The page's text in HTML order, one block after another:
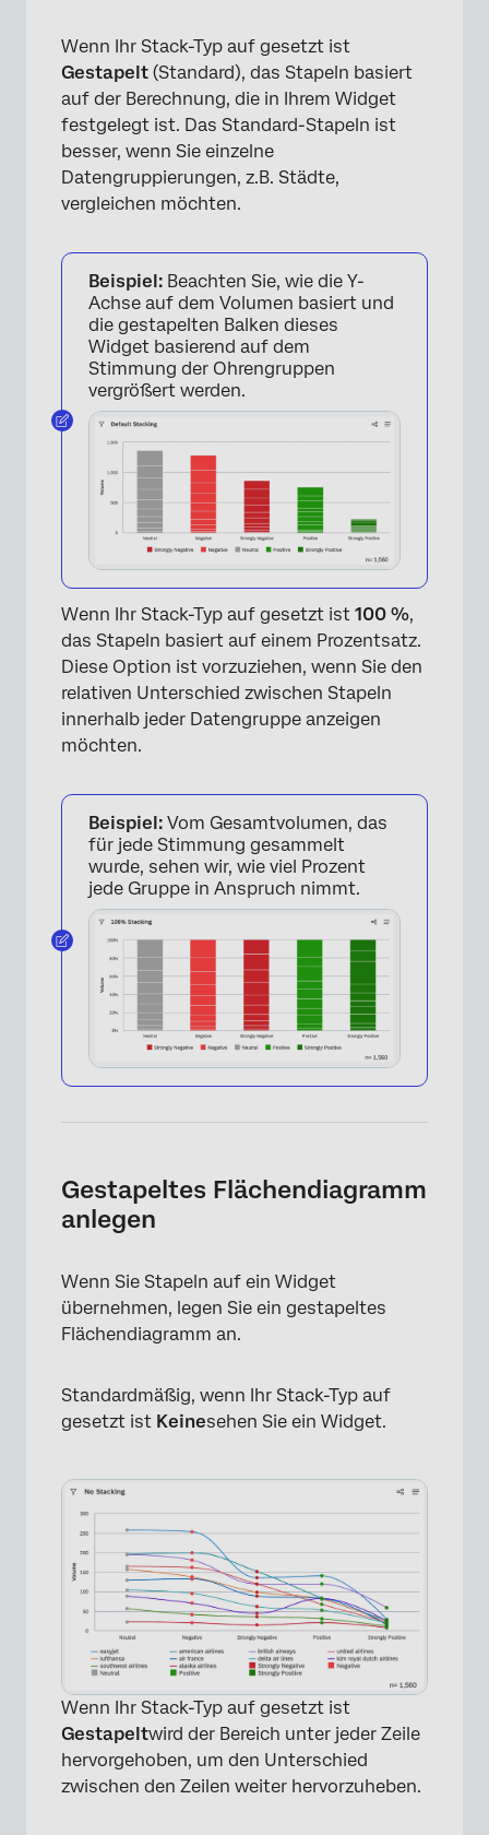
×
Wenn Ihr Stack-Typ auf gesetzt ist
Gestapelt (Standard), das Stapeln basiert
auf der Berechnung, die in Ihrem Widget
festgelegt ist. Das Standard-Stapeln ist
besser, wenn Sie einzelne
Datengruppierungen, z.B. Städte,
vergleichen möchten.
Beispiel: Beachten Sie, wie die Y-
Achse auf dem Volumen basiert und
die gestapelten Balken dieses
Widget basierend auf dem
Stimmung der Ohrengruppen
vergrößert werden.
Wenn Ihr Stack-Typ auf gesetzt ist 100 %,
das Stapeln basiert auf einem Prozentsatz.
Diese Option ist vorzuziehen, wenn Sie den
relativen Unterschied zwischen Stapeln
innerhalb jeder Datengruppe anzeigen
möchten.
Beispiel: Vom Gesamtvolumen, das
für jede Stimmung gesammelt
wurde, sehen wir, wie viel Prozent
jede Gruppe in Anspruch nimmt.
×
Gestapeltes Flächendiagramm
anlegen
Wenn Sie Stapeln auf ein Widget
übernehmen, legen Sie ein gestapeltes
Flächendiagramm an.
Standardmäßig, wenn Ihr Stack-Typ auf
gesetzt ist Keinesehen Sie ein Widget.
Wenn Ihr Stack-Typ auf gesetzt ist
Gestapeltwird der Bereich unter jeder Zeile
hervorgehoben, um den Unterschied
zwischen den Zeilen weiter hervorzuheben.